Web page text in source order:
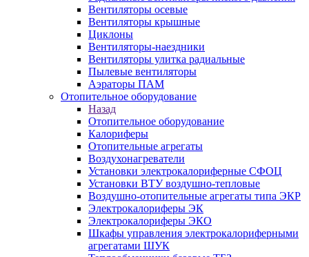
Вентиляторы осевые
Вентиляторы крышные
Циклоны
Вентиляторы-наездники
Вентиляторы улитка радиальные
Пылевые вентиляторы
Аэраторы ПАМ
Отопительное оборудование
Назад
Отопительное оборудование
Калориферы
Отопительные агрегаты
Воздухонагреватели
Установки электрокалориферные СФОЦ
Установки ВТУ воздушно-тепловые
Воздушно-отопительные агрегаты типа ЭКР
Электрокалориферы ЭК
Электрокалориферы ЭКО
Шкафы управления электрокалориферными
агрегатами ШУК